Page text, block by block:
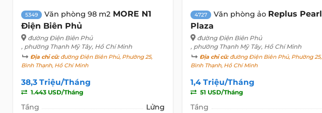
5349 Văn phòng 98 m2 MORE N1
Điện Biên Phủ
đường Điện Biên Phủ
, phường Thạnh Mỹ Tây, Hồ Chí Minh
Địa chỉ cũ:đường Điện Biên Phủ, Phường 25,
Bình Thạnh, Hồ Chí Minh
38,3 Triệu/Tháng
1.443 USD/Tháng
Tầng
Lửng
4727 Văn phòng ảo Replus Pearl
Plaza
đường Điện Biên Phủ
, phường Thạnh Mỹ Tây, Hồ Chí Minh
Địa chỉ cũ:đường Điện Biên Phủ, Phường 25,
Bình Thạnh, Hồ Chí Minh
1,4 Triệu/Tháng
51 USD/Tháng
Tầng